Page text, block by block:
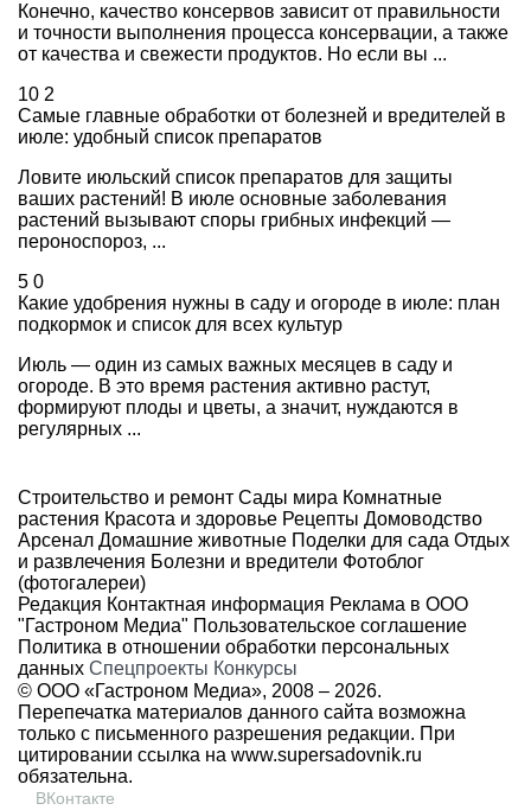
Конечно, качество консервов зависит от правильности
и точности выполнения процесса консервации, а также
от качества и свежести продуктов. Но если вы ...
10 2
Самые главные обработки от болезней и вредителей в
июле: удобный список препаратов
Ловите июльский список препаратов для защиты
ваших растений! В июле основные заболевания
растений вызывают споры грибных инфекций —
пероноспороз, ...
5 0
Какие удобрения нужны в саду и огороде в июле: план
подкормок и список для всех культур
Июль — один из самых важных месяцев в саду и
огороде. В это время растения активно растут,
формируют плоды и цветы, а значит, нуждаются в
регулярных ...
Строительство и ремонт Сады мира Комнатные
растения Красота и здоровье Рецепты Домоводство
Арсенал Домашние животные Поделки для сада Отдых
и развлечения Болезни и вредители Фотоблог
(фотогалереи)
Редакция Контактная информация Реклама в ООО
"Гастроном Медиа" Пользовательское соглашение
Политика в отношении обработки персональных
данных Спецпроекты Конкурсы
© ООО «Гастроном Медиа», 2008 – 2026.
Перепечатка материалов данного сайта возможна
только с письменного разрешения редакции. При
цитировании ссылка на www.supersadovnik.ru
обязательна.
ВКонтакте